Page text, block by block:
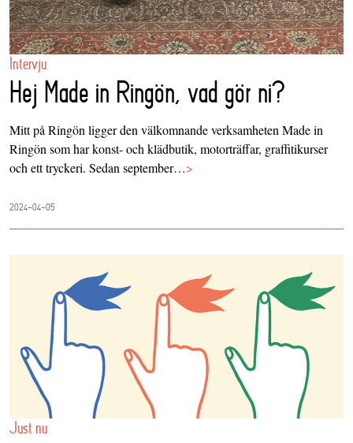
Intervju
Hej Made in Ringön, vad gör ni?
Mitt på Ringön ligger den välkomnande verksamheten Made in
Ringön som har konst- och klädbutik, motorträffar, graffitikurser
och ett tryckeri. Sedan september…>
2024-04-05
Just nu